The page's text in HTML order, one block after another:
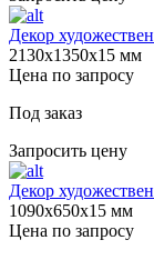
Декор
2130х1350х15 мм
Цена по запросу
Под заказ
Запросить цену
Декор
1090х650х15 мм
Цена по запросу